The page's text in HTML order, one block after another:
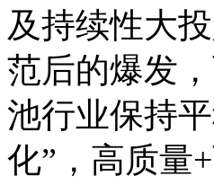
及持续性大
范后的爆发
池行业保持
化”，高质量